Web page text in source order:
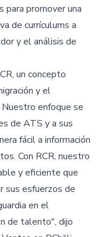
para promover una
de currículums a
y el análisis de
un concepto
y el
enfoque se
de ATS y a sus
fácil a información
Con RCR, nuestro
y eficiente que
sus esfuerzos de
en el
de talento", dijo